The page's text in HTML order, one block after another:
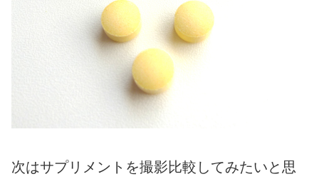
次はサプリメントを撮影比較してみたいと思